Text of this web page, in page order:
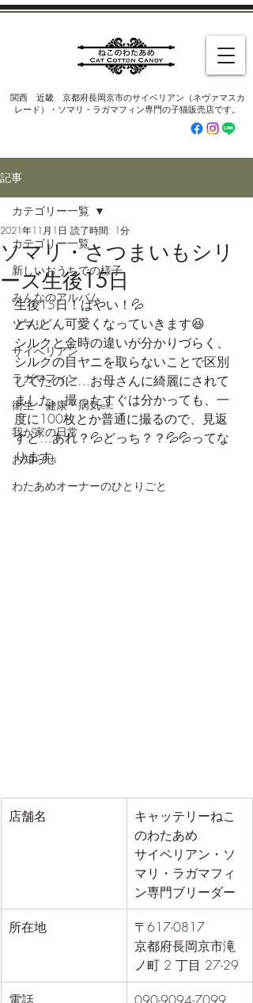
​関西 近畿 京都府長岡京市のサイベリアン（ネヴァマスカ
レード）・ソマリ・ラガマフィン専門の子猫販売店です。
記事
カテゴリー一覧
新しいおうちでの様子
みんなのアルバム
ソマリ
サイベリアン
ラガマフィン
衛生・健康・病気etc
我が家の日常
お知らせ
わたあめオーナーのひとりごと
カテゴリー一覧
ソマリ・さつまいもシリ
ーズ生後15日
2021年11月1日 読了時間: 1分
生後15日！はやい！💦
どんどん可愛くなっていきます😆
シルクと金時の違いが分かりづらく、
シルクの目ヤニを取らないことで区別
してたのに…お母さんに綺麗にされて
ました。撮ったすぐは分かっても、一
度に100枚とか普通に撮るので、見返
すと…あれ？💦どっち？？💦💦ってな
ります。
店舗名
キャッテリーねこ
のわたあめ
サイベリアン・ソ
マリ・ラガマフィ
ン専門ブリーダー
所在地
〒617-0817
京都府長岡京市滝
ノ町 2 丁目 27-29